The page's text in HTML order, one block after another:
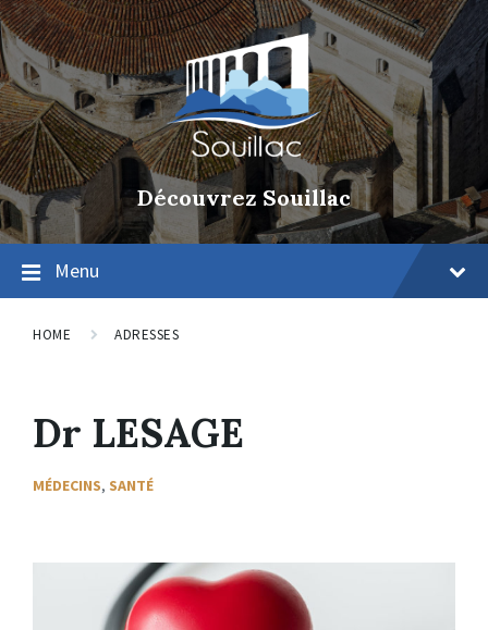
Découvrez Souillac
Menu
HOME ADRESSES
Dr LESAGE
MÉDECINS, SANTÉ